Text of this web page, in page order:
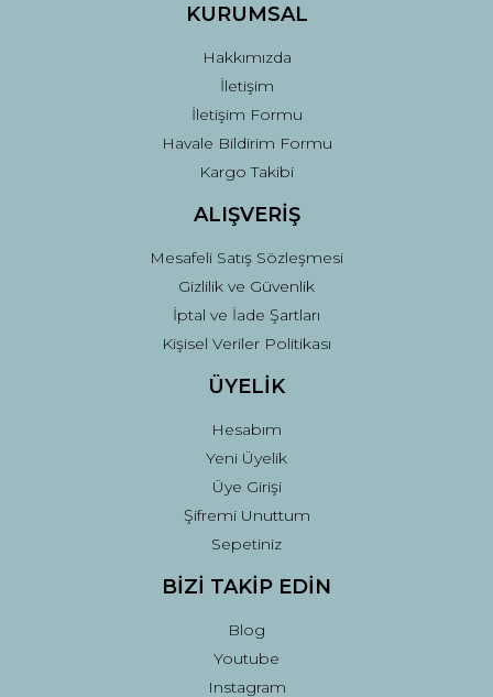
KURUMSAL
Hakkımızda
İletişim
İletişim Formu
Havale Bildirim Formu
Kargo Takibi
ALIŞVERİŞ
Mesafeli Satış Sözleşmesi
Gizlilik ve Güvenlik
İptal ve İade Şartları
Kişisel Veriler Politikası
ÜYELİK
Hesabım
Yeni Üyelik
Üye Girişi
Şifremi Unuttum
Sepetiniz
BİZİ TAKİP EDİN
Blog
Youtube
Instagram